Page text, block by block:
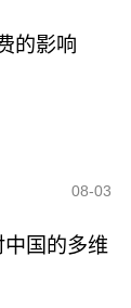
的影响
08-03
国的多维